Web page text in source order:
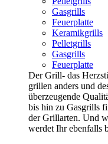
Gasgrills
Feuerplatte
Keramikgrills
Pelletgrills
Gasgrills
Feuerplatte
Der Grill- das
grillen anders und
überzeugende
bis hin zu Gasgrills
der Grillarten. Und
werdet Ihr ebenfalls